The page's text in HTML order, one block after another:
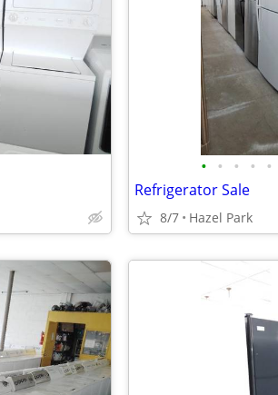
• • • • •
Refrigerator Sale
8/7 Hazel Park